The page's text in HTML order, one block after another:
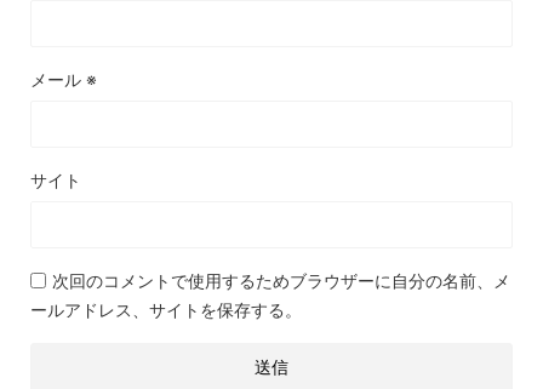
メール ※
サイト
次回のコメントで使用するためブラウザーに自分の名前、メ
ールアドレス、サイトを保存する。